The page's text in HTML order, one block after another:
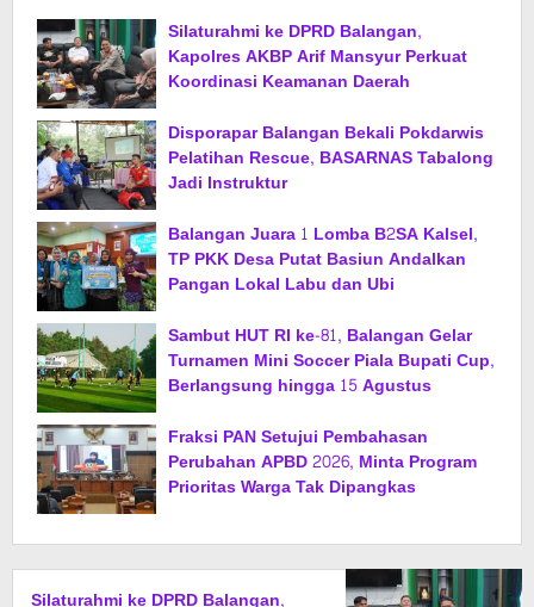
Silaturahmi ke DPRD Balangan,
Kapolres AKBP Arif Mansyur Perkuat
Koordinasi Keamanan Daerah
Disporapar Balangan Bekali Pokdarwis
Pelatihan Rescue, BASARNAS Tabalong
Jadi Instruktur
Balangan Juara 1 Lomba B2SA Kalsel,
TP PKK Desa Putat Basiun Andalkan
Pangan Lokal Labu dan Ubi
Sambut HUT RI ke-81, Balangan Gelar
Turnamen Mini Soccer Piala Bupati Cup,
Berlangsung hingga 15 Agustus
Fraksi PAN Setujui Pembahasan
Perubahan APBD 2026, Minta Program
Prioritas Warga Tak Dipangkas
Silaturahmi ke DPRD Balangan,